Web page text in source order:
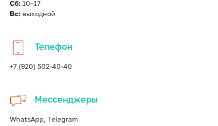
Сб: 10–17
Вс: выходной
Телефон
+7 (920) 502-40-40
Мессенджеры
WhatsApp, Telegram